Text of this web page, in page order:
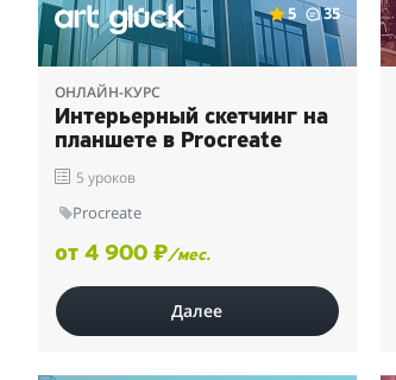
5 35
ОНЛАЙН-КУРС
Интерьерный скетчинг на
планшете в Procreate
5 уроков
Procreate
от 4 900 ₽/мес.
Далее